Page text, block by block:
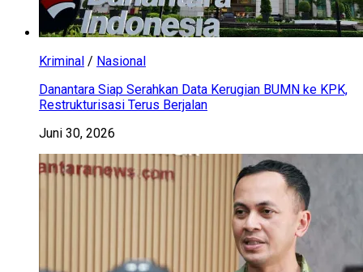
Kriminal / Nasional
Danantara Siap Serahkan Data Kerugian BUMN ke KPK,
Restrukturisasi Terus Berjalan
Juni 30, 2026